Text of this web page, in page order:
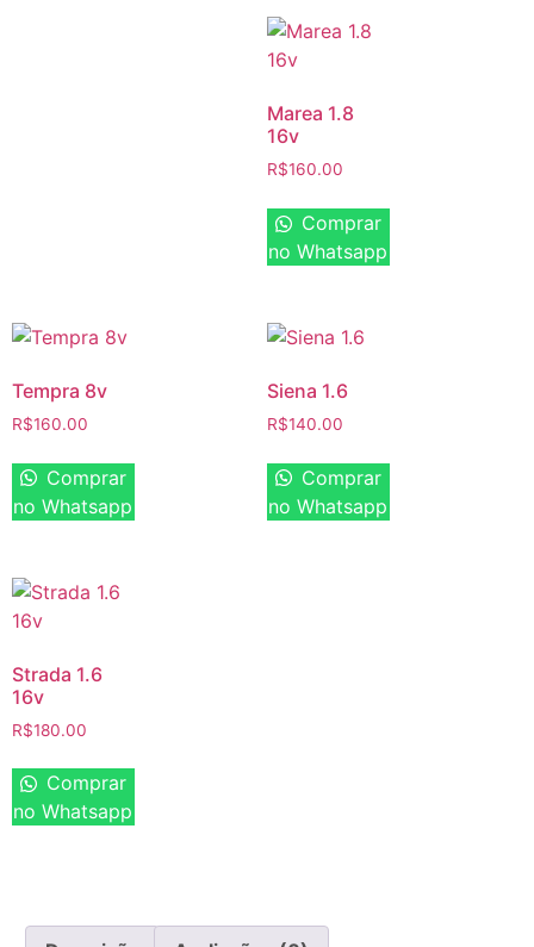
Marea 1.8
16v
R$160.00
Comprar
no Whatsapp
Tempra 8v
R$160.00
Comprar
no Whatsapp
Siena 1.6
R$140.00
Comprar
no Whatsapp
Strada 1.6
16v
R$180.00
Comprar
no Whatsapp